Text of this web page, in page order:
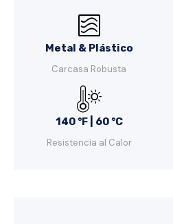
Metal & Plástico
Carcasa Robusta
140 °F | 60 °C
Resistencia al Calor